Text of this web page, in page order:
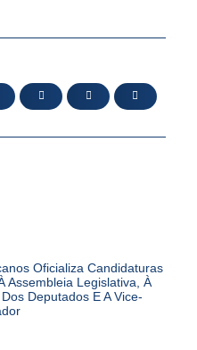
Oficializa Candidaturas
Assembleia Legislativa, À
Deputados E A Vice-